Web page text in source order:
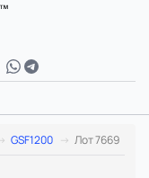
GSF1200
Лот 7669